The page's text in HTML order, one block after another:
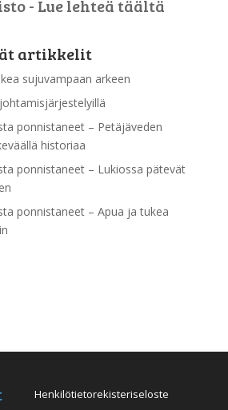
- Lue lehteä täältä
artikkelit
sujuvampaan arkeen
ponnistaneet – Petäjäveden
historiaa
ponnistaneet – Lukiossa pätevät
ponnistaneet – Apua ja tukea
Henkilötietorekisteriseloste